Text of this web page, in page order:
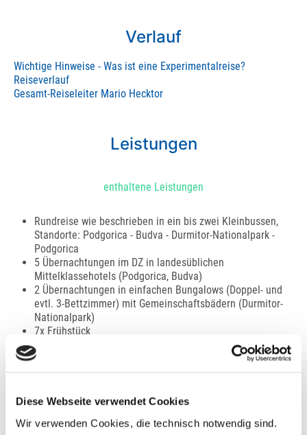
Diese Webseite verwendet Cookies
Wir verwenden Cookies, die technisch notwendig sind.
Verlauf
Wichtige Hinweise - Was ist eine Experimentalreise?
Reiseverlauf
Gesamt-Reiseleiter Mario Hecktor
Leistungen
enthaltene Leistungen
Rundreise wie beschrieben in ein bis zwei Kleinbussen,
Standorte: Podgorica - Budva - Durmitor-Nationalpark -
Podgorica
5 Übernachtungen im DZ in landesüblichen
Mittelklassehotels (Podgorica, Budva)
2 Übernachtungen in einfachen Bungalows (Doppel- und
evtl. 3-Bettzimmer) mit Gemeinschaftsbädern (Durmitor-
Nationalpark)
7x Frühstück
Angebot an fakultativen Ausflügen
Reiseleitung durch Reiseleiter-PraktikantInnen
Travel To Life-Gesamtreiseleitung durch Mario Hecktor
Nicht enthaltene Leistungen